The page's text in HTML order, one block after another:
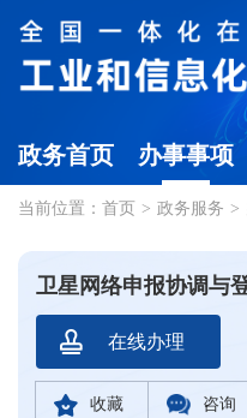
政务首页 办事事项
当前位置： 首页 > 政务服务 >
卫星网络申报协调与
在线办理
收藏 咨询